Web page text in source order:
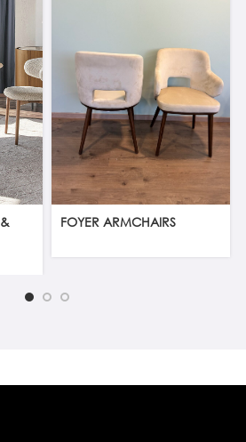
FOYER ARMCHAIRS